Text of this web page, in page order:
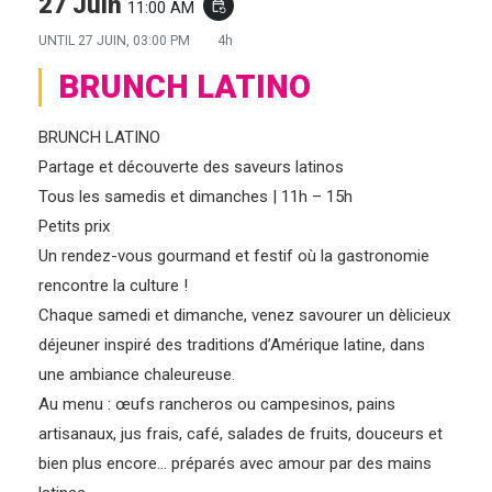
11:00 AM event_repeat
UNTIL 27 JUIN, 03:00 PM 4h
BRUNCH LATINO
BRUNCH LATINO
Partage et découverte des saveurs latinos
Tous les samedis et dimanches | 11h – 15h
Petits prix
Un rendez-vous gourmand et festif où la gastronomie
rencontre la culture !
Chaque samedi et dimanche, venez savourer un dèlicieux
déjeuner inspiré des traditions d’Amérique latine, dans
une ambiance chaleureuse.
Au menu : œufs rancheros ou campesinos, pains
artisanaux, jus frais, café, salades de fruits, douceurs et
bien plus encore… préparés avec amour par des mains